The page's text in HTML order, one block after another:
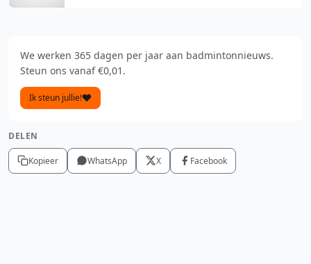
We werken 365 dagen per jaar aan badmintonnieuws.
Steun ons vanaf €0,01.
Ik steun jullie!
DELEN
Kopieer WhatsApp X Facebook